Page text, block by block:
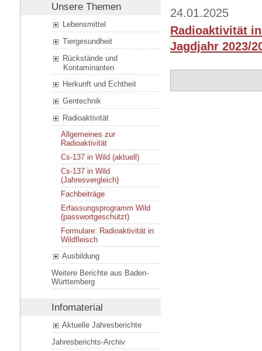
Unsere Themen
Lebensmittel
Tiergesundheit
Rückstände und
Kontaminanten
Herkunft und Echtheit
Gentechnik
Radioaktivität
Allgemeines zur
Radioaktivität
Cs-137 in Wild (aktuell)
Cs-137 in Wild
(Jahresvergleich)
Fachbeiträge
Erfassungsprogramm Wild
(passwortgeschützt)
Formulare: Radioaktivität in
Wildfleisch
Ausbildung
Weitere Berichte aus Baden-
Württemberg
Infomaterial
Aktuelle Jahresberichte
Jahresberichts-Archiv
24.01.2025
Radioaktivität
Jagdjahr 2023/